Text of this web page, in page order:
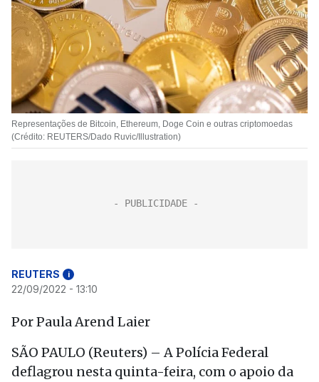
Representações de Bitcoin, Ethereum, Doge Coin e outras criptomoedas
(Crédito: REUTERS/Dado Ruvic/Illustration)
REUTERS i
22/09/2022 - 13:10
Por Paula Arend Laier
SÃO PAULO (Reuters) – A Polícia Federal
deflagrou nesta quinta-feira, com o apoio da